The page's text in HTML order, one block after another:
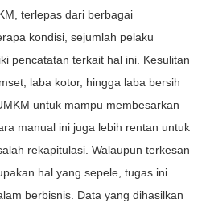
terlepas dari berbagai
kondisi, sejumlah pelaku
pencatatan terkait hal ini. Kesulitan
laba kotor, hingga laba bersih
untuk mampu membesarkan
manual ini juga lebih rentan untuk
rekapitulasi. Walaupun terkesan
hal yang sepele, tugas ini
berbisnis. Data yang dihasilkan